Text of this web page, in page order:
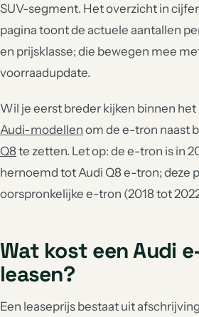
SUV-segment. Het overzicht in
pagina toont de actuele aantallen
en prijsklasse; die bewegen mee
voorraadupdate.
Wil je eerst breder kijken binnen
Audi-modellen om de e-tron naast
Q8 te zetten. Let op: de e-tron is in
hernoemd tot Audi Q8 e-tron; deze
oorspronkelijke e-tron (2018 tot
Wat kost een Audi
leasen?
Een leaseprijs bestaat uit